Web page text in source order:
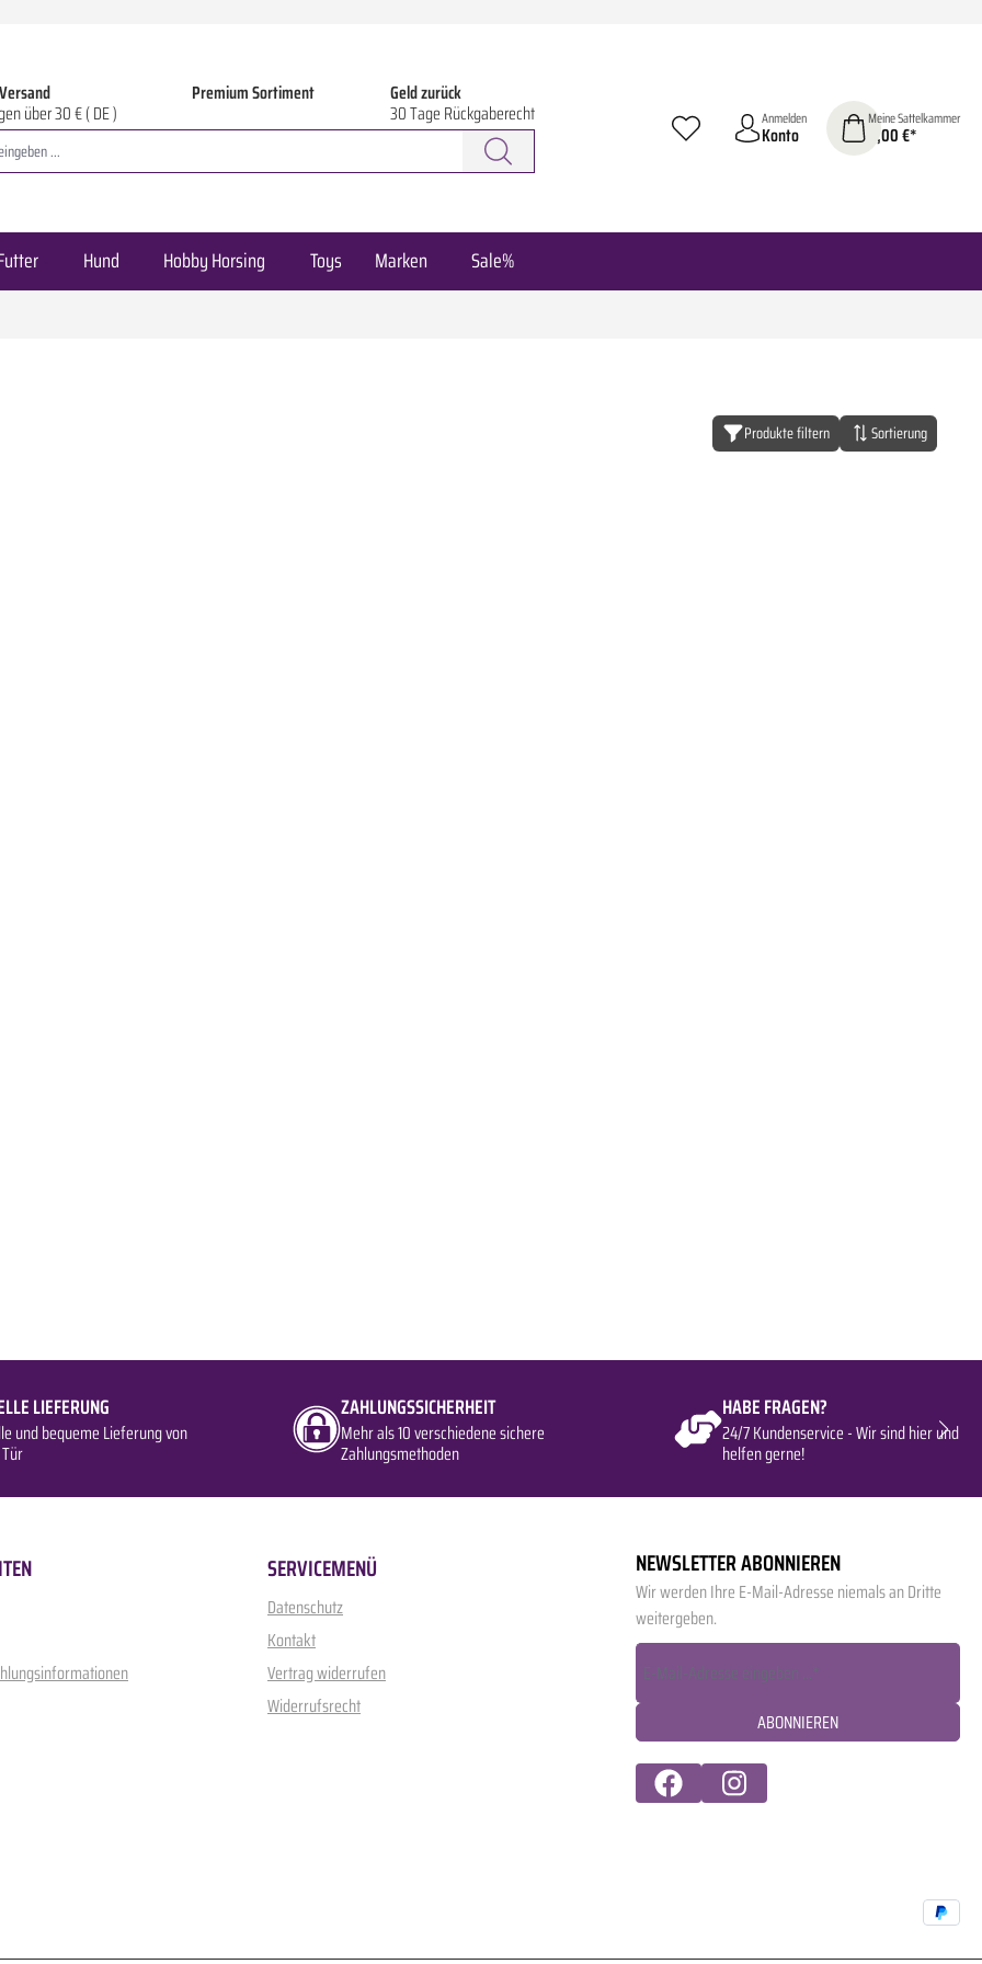
über 30 € ( DE )
Premium Sortiment Geld zurück
30 Tage Rückgaberecht Anmelden
Konto
Meine Sattelkammer
0,00 €*
Hund Hobby Horsing Toys Marken Sale%
Produkte filtern Sortierung
LIEFERUNG
und bequeme Lieferung von
ZAHLUNGSSICHERHEIT
Mehr als 10 verschiedene sichere
Zahlungsmethoden
HABE FRAGEN?
24/7 Kundenservice - Wir sind hier und
helfen gerne!
SERVICEMENÜ
Datenschutz
Kontakt
Vertrag widerrufen
Widerrufsrecht
NEWSLETTER ABONNIEREN
Wir werden Ihre E-Mail-Adresse niemals an Dritte
weitergeben.
ABONNIEREN